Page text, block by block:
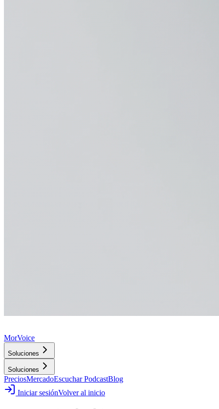
MorVoice
Soluciones
Soluciones
PreciosMercadoEscuchar PodcastBlog
Iniciar sesiónVolver al inicio